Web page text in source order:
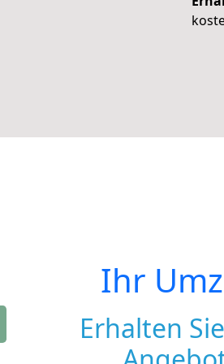
Ihr
Erhalten